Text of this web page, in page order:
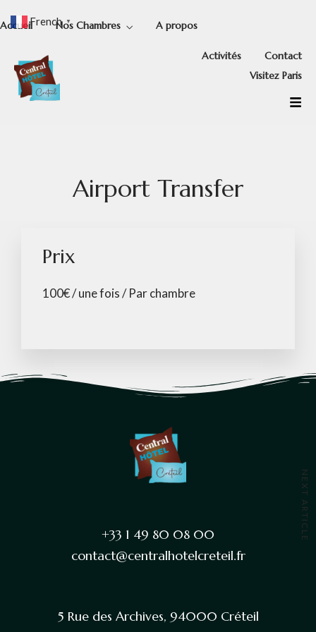
Accueil Nos Chambres A propos
Activités
Contact
Visitez Paris
Airport Transfer
Prix
100€/ une fois / Par chambre
NEXT ARTICLE
+33 1 49 80 08 00
contact@centralhotelcreteil.fr
5 Rue des Archives, 94000 Créteil
French ▼